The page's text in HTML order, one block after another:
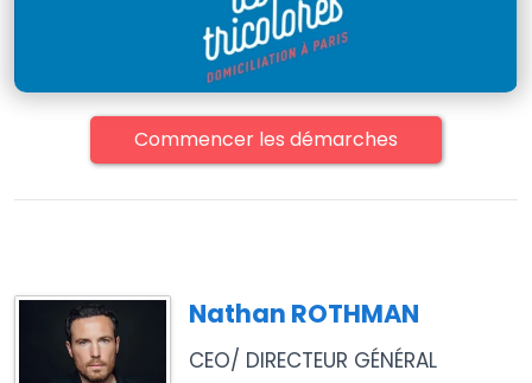
Commencer les démarches
Nathan ROTHMAN
CEO/ DIRECTEUR GÉNÉRAL